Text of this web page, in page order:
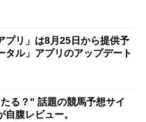
プリ」は8月25日から提供予
ル」アプリのアップデート
る？" 話題の競馬予想サイ
自腹レビュー。